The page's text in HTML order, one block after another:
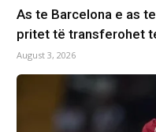
As te Barcelona e as
pritet të transferohet
August 3, 2026